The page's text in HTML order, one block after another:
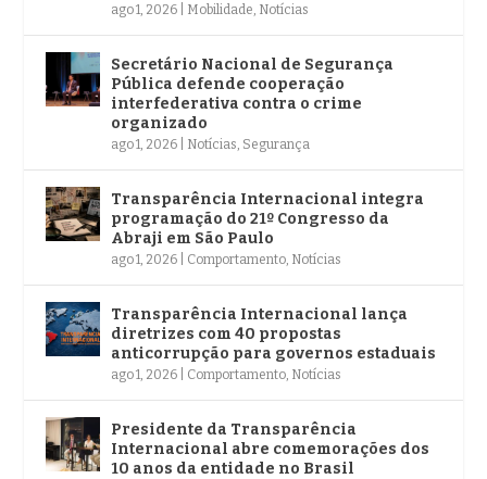
ago 1, 2026 Mobilidade, Notícias
Secretário Nacional de Segurança
Pública defende cooperação
interfederativa contra o crime
organizado
ago 1, 2026 Notícias, Segurança
Transparência Internacional integra
programação do 21º Congresso da
Abraji em São Paulo
ago 1, 2026 Comportamento, Notícias
Transparência Internacional lança
diretrizes com 40 propostas
anticorrupção para governos estaduais
ago 1, 2026 Comportamento, Notícias
Presidente da Transparência
Internacional abre comemorações dos
10 anos da entidade no Brasil